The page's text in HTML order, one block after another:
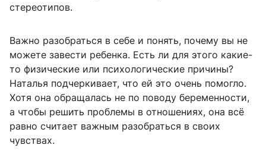
стереотипов.
Важно разобраться в себе и понять, почему вы не
можете завести ребенка. Есть ли для этого какие-
то физические или психологические причины?
Наталья подчеркивает, что ей это очень помогло.
Хотя она обращалась не по поводу беременности,
а чтобы решить проблемы в отношениях, она всё
равно считает важным разобраться в своих
чувствах.